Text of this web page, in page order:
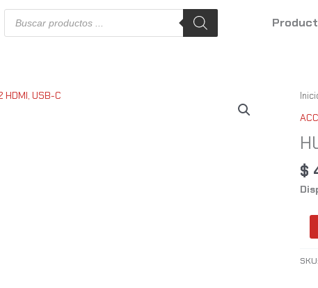
Búsqueda
productos
$
HUB
UH-
SKU: